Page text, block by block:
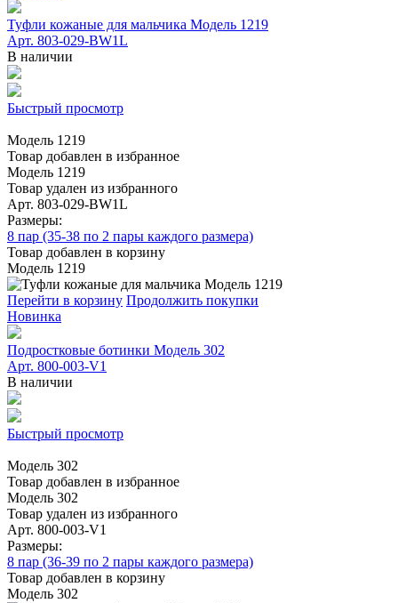
Туфли кожаные для мальчика Модель 1219
Арт. 803-029-BW1L
В наличии
Быстрый просмотр
Модель 1219
Товар добавлен в избранное
Модель 1219
Товар удален из избранного
Арт. 803-029-BW1L
Размеры:
8 пар (35-38 по 2 пары каждого размера)
Товар добавлен в корзину
Модель 1219
Перейти в корзину Продолжить покупки
Новинка
Подростковые ботинки Модель 302
Арт. 800-003-V1
В наличии
Быстрый просмотр
Модель 302
Товар добавлен в избранное
Модель 302
Товар удален из избранного
Арт. 800-003-V1
Размеры:
8 пар (36-39 по 2 пары каждого размера)
Товар добавлен в корзину
Модель 302